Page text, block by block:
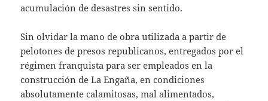
acumulación de desastres sin sentido.
Sin olvidar la mano de obra utilizada a partir de
pelotones de presos republicanos, entregados por el
régimen franquista para ser empleados en la
construcción de La Engaña, en condiciones
absolutamente calamitosas, mal alimentados,